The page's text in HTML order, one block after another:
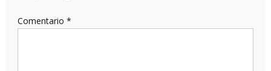
Comentario *